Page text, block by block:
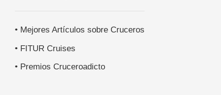
• Mejores Artículos sobre Cruceros
• FITUR Cruises
• Premios Cruceroadicto